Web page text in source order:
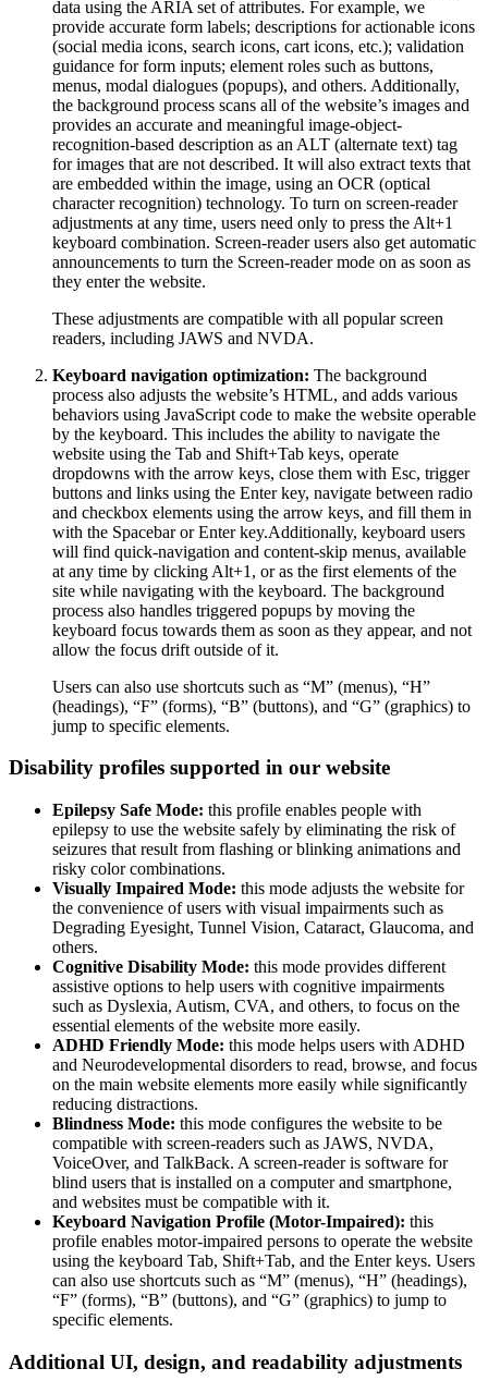
data using the ARIA set of attributes. For example, we
provide accurate form labels; descriptions for actionable icons
(social media icons, search icons, cart icons, etc.); validation
guidance for form inputs; element roles such as buttons,
menus, modal dialogues (popups), and others. Additionally,
the background process scans all of the website’s images and
provides an accurate and meaningful image-object-
recognition-based description as an ALT (alternate text) tag
for images that are not described. It will also extract texts that
are embedded within the image, using an OCR (optical
character recognition) technology. To turn on screen-reader
adjustments at any time, users need only to press the Alt+1
keyboard combination. Screen-reader users also get automatic
announcements to turn the Screen-reader mode on as soon as
they enter the website.
These adjustments are compatible with all popular screen
readers, including JAWS and NVDA.
Keyboard navigation optimization: The background
process also adjusts the website’s HTML, and adds various
behaviors using JavaScript code to make the website operable
by the keyboard. This includes the ability to navigate the
website using the Tab and Shift+Tab keys, operate
dropdowns with the arrow keys, close them with Esc, trigger
buttons and links using the Enter key, navigate between radio
and checkbox elements using the arrow keys, and fill them in
with the Spacebar or Enter key.Additionally, keyboard users
will find quick-navigation and content-skip menus, available
at any time by clicking Alt+1, or as the first elements of the
site while navigating with the keyboard. The background
process also handles triggered popups by moving the
keyboard focus towards them as soon as they appear, and not
allow the focus drift outside of it.
Users can also use shortcuts such as “M” (menus), “H”
(headings), “F” (forms), “B” (buttons), and “G” (graphics) to
jump to specific elements.
Disability profiles supported in our website
Epilepsy Safe Mode: this profile enables people with
epilepsy to use the website safely by eliminating the risk of
seizures that result from flashing or blinking animations and
risky color combinations.
Visually Impaired Mode: this mode adjusts the website for
the convenience of users with visual impairments such as
Degrading Eyesight, Tunnel Vision, Cataract, Glaucoma, and
others.
Cognitive Disability Mode: this mode provides different
assistive options to help users with cognitive impairments
such as Dyslexia, Autism, CVA, and others, to focus on the
essential elements of the website more easily.
ADHD Friendly Mode: this mode helps users with ADHD
and Neurodevelopmental disorders to read, browse, and focus
on the main website elements more easily while significantly
reducing distractions.
Blindness Mode: this mode configures the website to be
compatible with screen-readers such as JAWS, NVDA,
VoiceOver, and TalkBack. A screen-reader is software for
blind users that is installed on a computer and smartphone,
and websites must be compatible with it.
Keyboard Navigation Profile (Motor-Impaired): this
profile enables motor-impaired persons to operate the website
using the keyboard Tab, Shift+Tab, and the Enter keys. Users
can also use shortcuts such as “M” (menus), “H” (headings),
“F” (forms), “B” (buttons), and “G” (graphics) to jump to
specific elements.
Additional UI, design, and readability adjustments